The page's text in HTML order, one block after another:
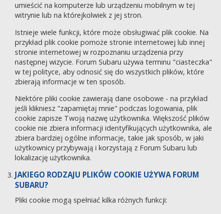
umieścić na komputerze lub urządzeniu mobilnym w tej
witrynie lub na którejkolwiek z jej stron.
Istnieje wiele funkcji, które może obsługiwać plik cookie. Na
przykład plik cookie pomoże stronie internetowej lub innej
stronie internetowej w rozpoznaniu urządzenia przy
następnej wizycie. Forum Subaru używa terminu "ciasteczka"
w tej polityce, aby odnosić się do wszystkich plików, które
zbierają informacje w ten sposób.
Niektóre pliki cookie zawierają dane osobowe - na przykład
jeśli klikniesz "zapamiętaj mnie" podczas logowania, plik
cookie zapisze Twoją nazwę użytkownika. Większość plików
cookie nie zbiera informacji identyfikujących użytkownika, ale
zbiera bardziej ogólne informacje, takie jak sposób, w jaki
użytkownicy przybywają i korzystają z Forum Subaru lub
lokalizację użytkownika.
JAKIEGO RODZAJU PLIKÓW COOKIE UŻYWA FORUM
SUBARU?
Pliki cookie mogą spełniać kilka różnych funkcji: